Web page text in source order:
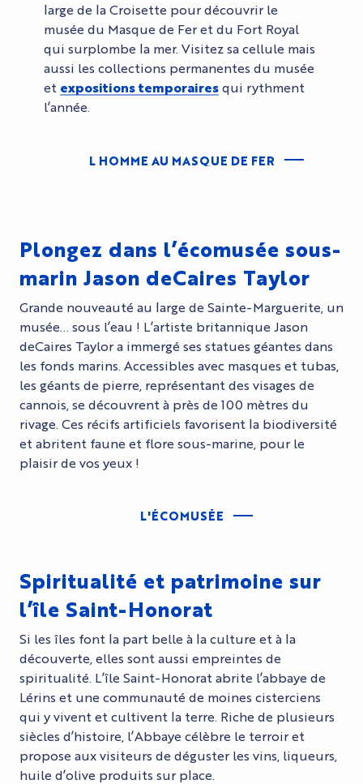
large de la Croisette pour découvrir le
musée du Masque de Fer et du Fort Royal
qui surplombe la mer. Visitez sa cellule mais
aussi les collections permanentes du musée
et expositions temporairesqui rythment
l’année.
L HOMME AU MASQUE DE FER
Plongez dans l’écomusée sous-
marin Jason deCaires Taylor
Grande nouveauté au large de Sainte-Marguerite, un
musée… sous l’eau ! L’artiste britannique Jason
deCaires Taylor a immergé ses statues géantes dans
les fonds marins. Accessibles avec masques et tubas,
les géants de pierre, représentant des visages de
cannois, se découvrent à près de 100 mètres du
rivage. Ces récifs artificiels favorisent la biodiversité
et abritent faune et flore sous-marine, pour le
plaisir de vos yeux !
L'ÉCOMUSÉE
Spiritualité et patrimoine sur
l’île Saint-Honorat
Si les îles font la part belle à la culture et à la
découverte, elles sont aussi empreintes de
spiritualité. L’île Saint-Honorat abrite l’abbaye de
Lérins et une communauté de moines cisterciens
qui y vivent et cultivent la terre. Riche de plusieurs
siècles d’histoire, l’Abbaye célèbre le terroir et
propose aux visiteurs de déguster les vins, liqueurs,
huile d’olive produits sur place.